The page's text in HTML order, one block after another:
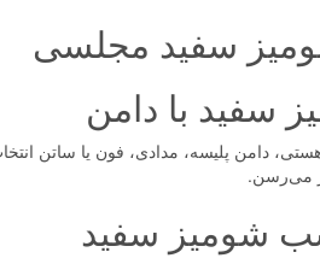
سفید مجلسی
سفید با دامن
هستی، دامن پلیسه، مدادی، فون یا ساتن
می‌رسن.
شومیز سفید